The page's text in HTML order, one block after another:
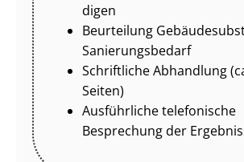
di­gen
Beurteilung
Sa­nie­rungs­be­darf
Schriftliche Abhandlung
Seiten)
Ausführliche telefonische
Besprechung der